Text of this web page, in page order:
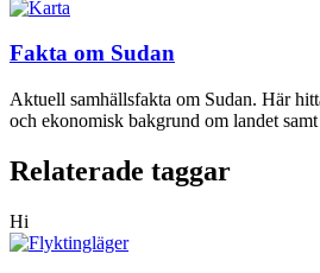
Fakta om Sudan
Aktuell samhällsfakta om Sudan. Här
och ekonomisk bakgrund om landet
Relaterade taggar
Hi